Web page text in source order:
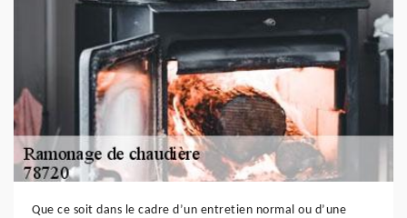
Que ce soit dans le cadre d’un entretien normal ou d’une